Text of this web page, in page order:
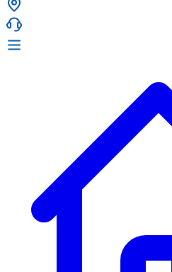
การรับประกันสินค้า
ข่าวสารและโปรโมชั่น
ติดต่อเรา
TH
02 393 3356
ก. เจริญยางยนต์ (บริษัท มิ้งค์ แอน
(ระหว่างซอยสุขุมวิท 89/1 - 91) แ
กรุงเทพมหานคร 10260
ก. เจริญค็อกพิท
อุดมสุข 28 ถนนอุดมสุข แขวงบาง